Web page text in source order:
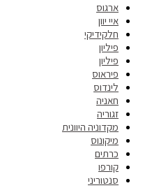
ארגוס
איי יוון
חלקידיקי
פיליון
פיליון
פיראוס
לינדוס
חאניה
זגוריה
מקדוניה היוונית
מיקונוס
כרתים
קורפו
סנטוריני